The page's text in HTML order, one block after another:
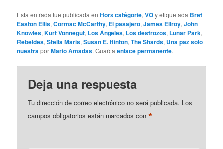
Esta entrada fue publicada enHors catégorie,VOy etiquetada Bret
Easton Ellis,Cormac McCarthy, El pasajero,James Ellroy,John
Knowles,Kurt Vonnegut, Los Ángeles, Los destrozos, Lunar Park,
Rebeldes,Stella Maris,Susan E. Hinton,The Shards, Una paz solo
nuestra porMario Amadas. Guardaenlace permanente.
Deja una respuesta
Tu dirección de correo electrónico no será publicada. Los
campos obligatorios están marcados con*